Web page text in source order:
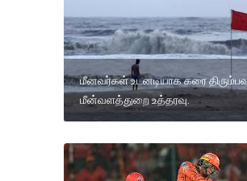
மீனவர்கள் உடனடியாக கரை
மீன்வளத்துறை உத்தரவு.